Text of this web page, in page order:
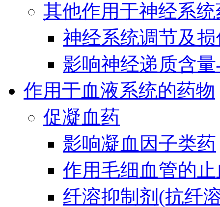
其他作用于神经系统
神经系统调节及
影响神经递质含
作用于血液系统的药物
促凝血药
影响凝血因子类药
作用毛细血管的
纤溶抑制剂(抗纤